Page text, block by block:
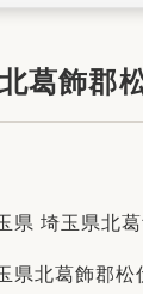
さまの声
サービス向上・
北葛飾
県 埼玉県北
県北葛飾郡松